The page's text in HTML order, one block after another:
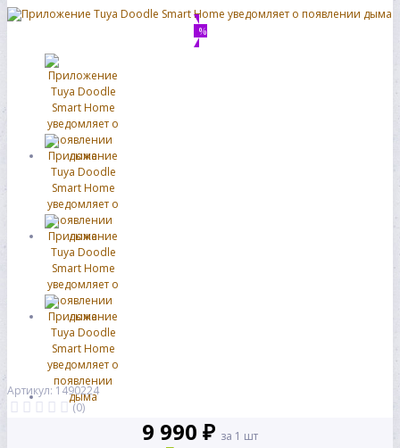
%
Артикул: 1490224
(0)
9 990 ₽ за 1 шт